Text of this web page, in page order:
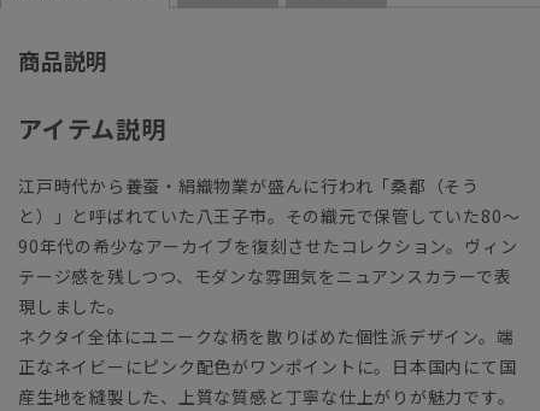
商品説明
アイテム説明
江戸時代から養蚕・絹織物業が盛んに行われ「桑都（そう
と）」と呼ばれていた八王子市。その織元で保管していた80～
90年代の希少なアーカイブを復刻させたコレクション。ヴィン
テージ感を残しつつ、モダンな雰囲気をニュアンスカラーで表
現しました。
ネクタイ全体にユニークな柄を散りばめた個性派デザイン。端
正なネイビーにピンク配色がワンポイントに。日本国内にて国
産生地を縫製した、上質な質感と丁寧な仕上がりが魅力です。